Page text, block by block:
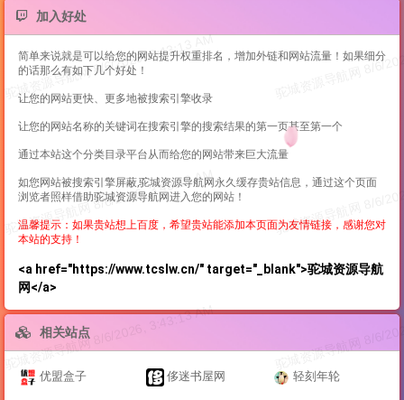
加入好处
简单来说就是可以给您的网站提升权重排名，增加外链和网站流量！如果细分
的话那么有如下几个好处！
让您的网站更快、更多地被搜索引擎收录
让您的网站名称的关键词在搜索引擎的搜索结果的第一页甚至第一个
通过本站这个分类目录平台从而给您的网站带来巨大流量
如您网站被搜索引擎屏蔽,驼城资源导航网永久缓存贵站信息，通过这个页面
浏览者照样借助驼城资源导航网进入您的网站！
温馨提示：如果贵站想上百度，希望贵站能添加本页面为友情链接，感谢您对
本站的支持！
<a href="https://www.tcslw.cn/" target="_blank">驼城资源导航
网</a>
相关站点
优盟盒子 侈迷书屋网 轻刻年轮